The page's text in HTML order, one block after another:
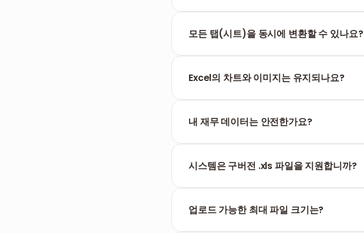
록 합니다.
모든 탭(시트)을 동시에 변환할 수 있나요?
Excel의 차트와 이미지는 유지되나요?
내 재무 데이터는 안전한가요?
시스템은 구버전 .xls 파일을 지원합니까?
업로드 가능한 최대 파일 크기는?